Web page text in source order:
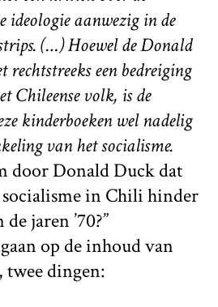
ideologie aanwezig in de
(…) Hoewel de Donald
een bedreiging
Chileense volk, is de
kinderboeken wel nadelig
van het socialisme.
door Donald Duck dat
in Chili hinder
jaren ’70?”
op de inhoud van
twee dingen: